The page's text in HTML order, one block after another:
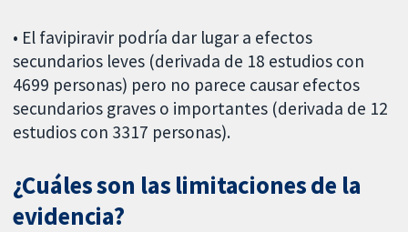
• El favipiravir podría dar lugar a efectos
secundarios leves (derivada de 18 estudios con
4699 personas) pero no parece causar efectos
secundarios graves o importantes (derivada de 12
estudios con 3317 personas).
¿Cuáles son las limitaciones de la
evidencia?